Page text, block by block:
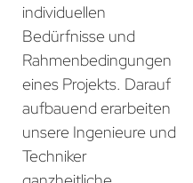
individuellen
Bedürfnisse und
Rahmenbedingungen
eines Projekts. Darauf
aufbauend erarbeiten
unsere Ingenieure und
Techniker